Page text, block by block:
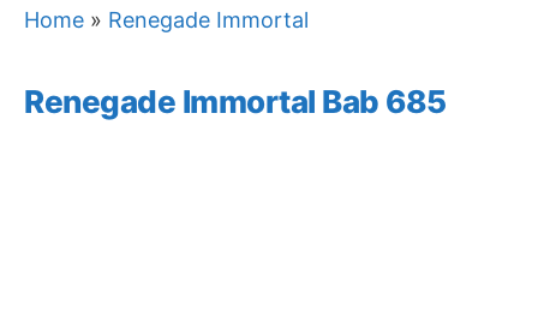
Home » Renegade Immortal
Renegade Immortal Bab 685